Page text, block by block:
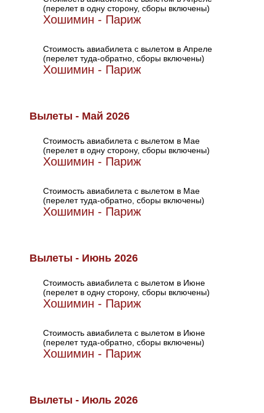
(перелет в одну сторону, сборы включены)
Хошимин - Париж
Стоимость авиабилета с вылетом в Апреле
(перелет туда-обратно, сборы включены)
Хошимин - Париж
Вылеты - Май 2026
Стоимость авиабилета с вылетом в Мае
(перелет в одну сторону, сборы включены)
Хошимин - Париж
Стоимость авиабилета с вылетом в Мае
(перелет туда-обратно, сборы включены)
Хошимин - Париж
Вылеты - Июнь 2026
Стоимость авиабилета с вылетом в Июне
(перелет в одну сторону, сборы включены)
Хошимин - Париж
Стоимость авиабилета с вылетом в Июне
(перелет туда-обратно, сборы включены)
Хошимин - Париж
Вылеты - Июль 2026